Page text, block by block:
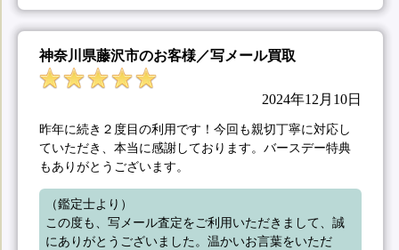
神奈川県藤沢市のお客様／写メール買取
2024年12月10日
昨年に続き２度目の利用です！今回も親切丁寧に対応し
ていただき、本当に感謝しております。バースデー特典
もありがとうございます。
（鑑定士より）
この度も、写メール査定をご利用いただきまして、誠
にありがとうございました。温かいお言葉をいただ